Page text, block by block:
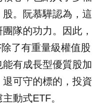
。阮慕驊認為，這
隊的功力。因此，
了有重量級權值股
有成長型優質股加
可守的標的，投資
動式ETF。